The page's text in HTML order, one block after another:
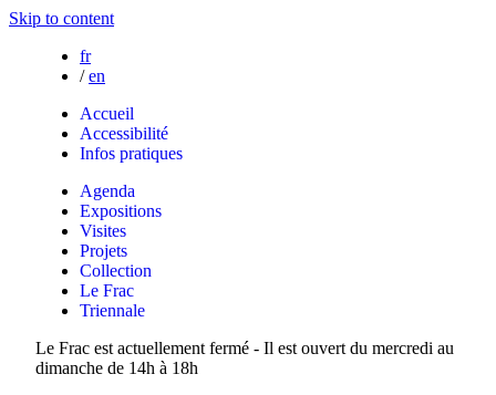
Skip to content
fr
/ en
Accueil
Accessibilité
Infos pratiques
Agenda
Expositions
Visites
Projets
Collection
Le Frac
Triennale
Le Frac est actuellement fermé - Il est ouvert du mercredi au
dimanche de 14h à 18h